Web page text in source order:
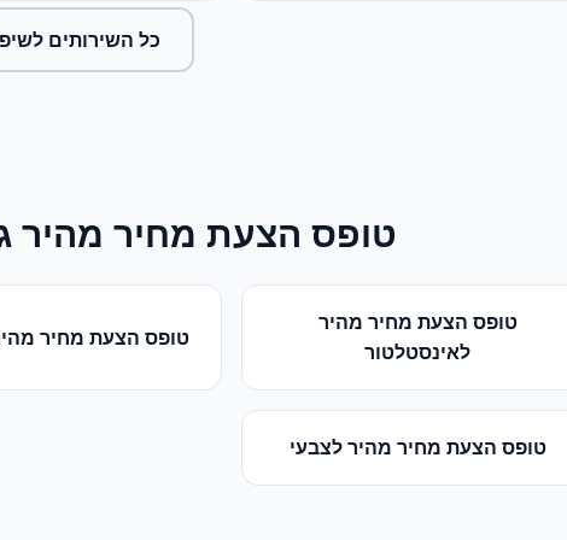
כל השירותים ל
טופס הצעת מחיר מהיר
טופס הצעת מחיר מהיר
לאינסטלטור
טופס הצעת מחיר
טופס הצעת מחיר מהירלצבעי